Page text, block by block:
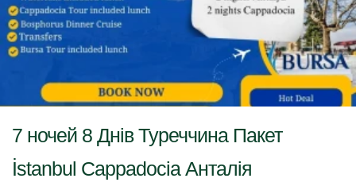
7 ночей 8 Днів Туреччина Пакет
İstanbul Cappadocia Анталія